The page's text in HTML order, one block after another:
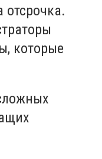
отсрочка.
которые